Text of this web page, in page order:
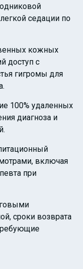
седации по
кожных
доступ с
гигромы для
100% удаленных
диагноза и
включая
при
сроки возврата